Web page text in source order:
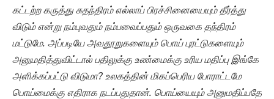
கட்டற்ற கருத்து சுதந்திரம் எல்லாப் பிரச்சினையையும் தீர்த்து
விடும் என்று நம்புவதும் நம்பவைப்பதும் ஒருவகை தந்திரம்
மட்டுமே. அப்படியே அவதூறுகளையும் பொய் புரட்டுகளையும்
அனுமதித்துவிட்டால் பதிலுக்கு உண்மைக்கு உரிய மதிப்பு இங்கே
அளிக்கப்பட்டு விடுமா? உலகத்தின் மிகப்பெரிய போராட்டமே
பொய்மைக்கு எதிராக நடப்பதுதான். பொய்யையும் அனுமதிப்பதே